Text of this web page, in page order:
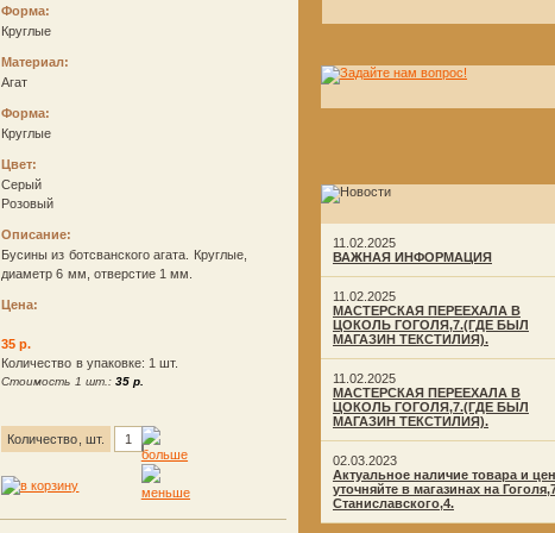
Форма:
Круглые
Материал:
Агат
Форма:
Круглые
Цвет:
Серый
Розовый
Описание:
Бусины из ботсванского агата. Круглые,
диаметр 6 мм, отверстие 1 мм.
Цена:
35 р.
Количество в упаковке: 1 шт.
Стоимость 1 шт.: 35 р.
Количество, шт.
11.02.2025
ВАЖНАЯ ИНФОРМАЦИЯ
11.02.2025
МАСТЕРСКАЯ ПЕРЕЕХАЛА В
ЦОКОЛЬ ГОГОЛЯ,7.(ГДЕ БЫЛ
МАГАЗИН ТЕКСТИЛИЯ).
11.02.2025
МАСТЕРСКАЯ ПЕРЕЕХАЛА В
ЦОКОЛЬ ГОГОЛЯ,7.(ГДЕ БЫЛ
МАГАЗИН ТЕКСТИЛИЯ).
02.03.2023
Актуальное наличие товара и
уточняйте в магазинах на
Станиславского,4.